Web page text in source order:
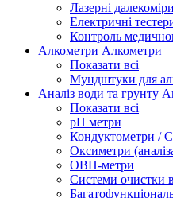
Лазерні далекоміри
Електричні
Контроль
Алкометри Алкометри
Показати всі
Мундштуки для
Аналіз води та грунту
Показати всі
рН метри
Кондуктометри /
Оксиметри
ОВП-метри
Системи очистки